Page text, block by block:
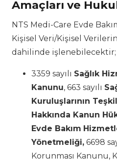
Amaçları ve
NTS Medi-Care Evde
Kişisel Veri/Kişisel
dahilinde işlenebilecektir;
3359 sayılı Sağlık
Kanunu, 663 sayılı
Kuruluşlarının
Hakkında Kanun
Evde Bakım
Yönetmeliği, 6698
Korunması Kanunu,